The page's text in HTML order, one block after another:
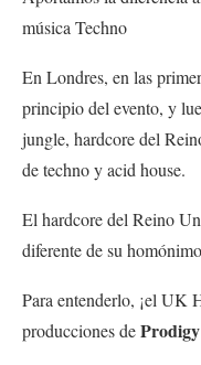
música Techno
En Londres, en las
principio del evento, y
jungle, hardcore del
de techno y acid house.
El hardcore del Reino
diferente de su
Para entenderlo, ¡el UK
producciones deProdigy